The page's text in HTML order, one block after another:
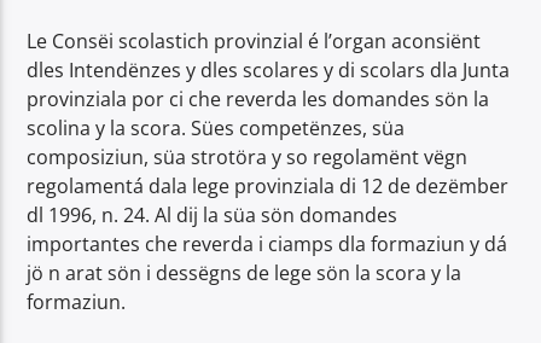
Le Consëi scolastich provinzial é l’organ aconsiënt
dles Intendënzes y dles scolares y di scolars dla Junta
provinziala por ci che reverda les domandes sön la
scolina y la scora. Sües competënzes, süa
composiziun, süa strotöra y so regolamënt vëgn
regolamentá dala lege provinziala di 12 de dezëmber
dl 1996, n. 24. Al dij la süa sön domandes
importantes che reverda i ciamps dla formaziun y dá
jö n arat sön i dessëgns de lege sön la scora y la
formaziun.